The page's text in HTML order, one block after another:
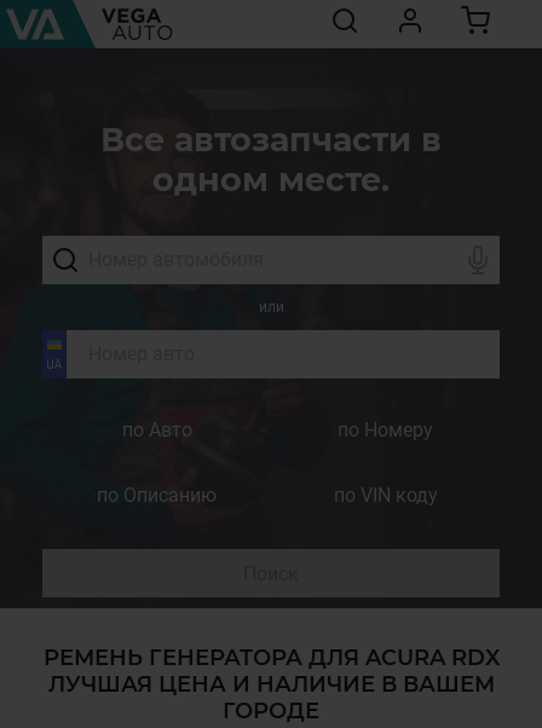
Все автозапчасти в
одном месте.
или
по Авто по Номеру
по Описанию по VIN коду
РЕМЕНЬ ГЕНЕРАТОРА ДЛЯ ACURA RDX
ЛУЧШАЯ ЦЕНА И НАЛИЧИЕ В ВАШЕМ
ГОРОДЕ